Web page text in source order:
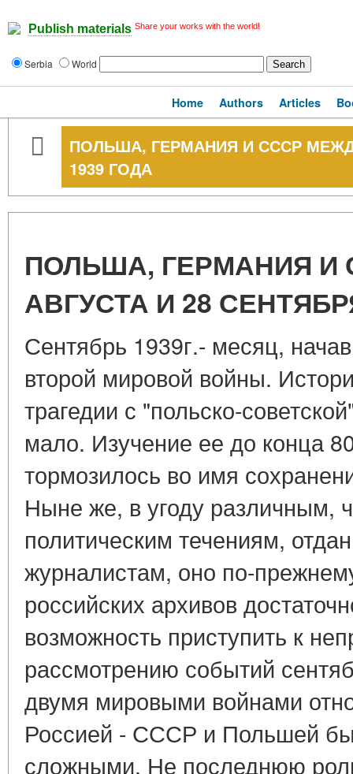
Publish materials Share your works with the world!
Serbia World
Home Authors Articles
ПОЛЬША, ГЕРМАНИЯ И СССР
1939 ГОДА
ПОЛЬША, ГЕРМАНИЯ И
АВГУСТА И 28
Сентябрь 1939г.- месяц,
второй мировой войны.
трагедии с "польско-
мало. Изучение ее до конца
тормозилось во имя
Ныне же, в угоду различным,
политическим течениям,
журналистам, оно по-
российских архивов
возможность приступить к
рассмотрению событий
двумя мировыми войнами
Россией - СССР и Польшей
сложными. Не последнюю